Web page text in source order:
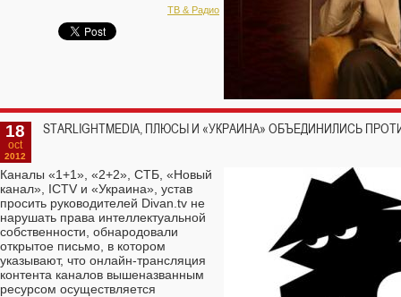
режиссеры, журналисты, пиарщики,
Кузьмина.
ТВ & Радио
18
oct
2012
STARLIGHTMEDIA, ПЛЮСЫ И «УКРАИНА» ОБЪЕДИНИЛИСЬ
Каналы «1+1», «2+2», СТБ, «Новый
канал», ICTV и «Украина», устав
просить руководителей Divan.tv не
нарушать права интеллектуальной
собственности, обнародовали
открытое письмо, в котором
указывают, что онлайн-трансляция
контента каналов вышеназванным
ресурсом осуществляется